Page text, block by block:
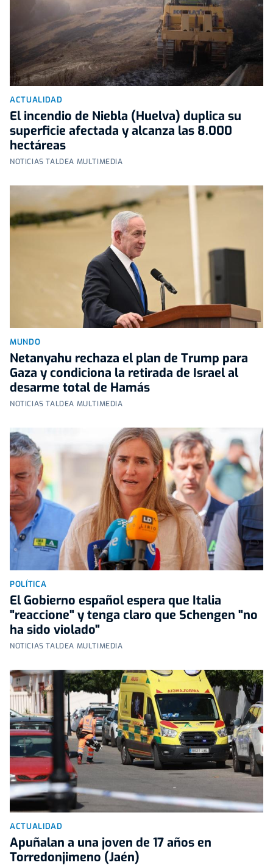
ACTUALIDAD
El incendio de Niebla (Huelva) duplica su
superficie afectada y alcanza las 8.000
hectáreas
NOTICIAS TALDEA MULTIMEDIA
MUNDO
Netanyahu rechaza el plan de Trump para
Gaza y condiciona la retirada de Israel al
desarme total de Hamás
NOTICIAS TALDEA MULTIMEDIA
POLÍTICA
El Gobierno español espera que Italia
"reaccione" y tenga claro que Schengen "no
ha sido violado"
NOTICIAS TALDEA MULTIMEDIA
ACTUALIDAD
Apuñalan a una joven de 17 años en
Torredonjimeno (Jaén)